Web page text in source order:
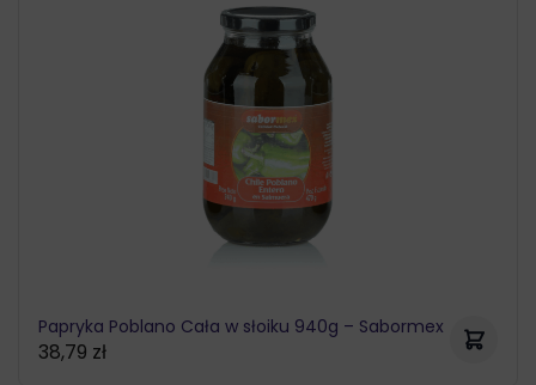
Papryka Poblano Cała w słoiku 940g – Sabormex
38,79 zł